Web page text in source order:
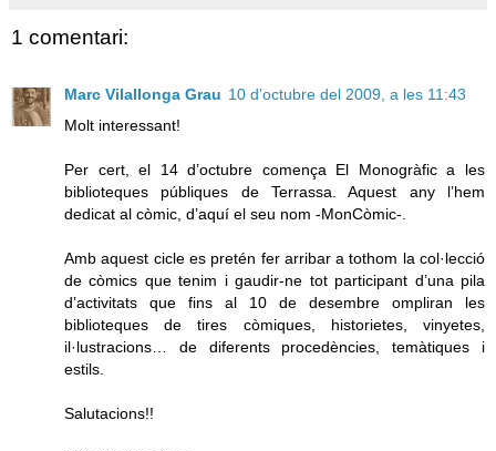
1 comentari:
Marc Vilallonga Grau 10 d’octubre del 2009, a les 11:43
Molt interessant!
Per cert, el 14 d’octubre comença El Monogràfic a les
biblioteques públiques de Terrassa. Aquest any l’hem
dedicat al còmic, d’aquí el seu nom -MonCòmic-.
Amb aquest cicle es pretén fer arribar a tothom la col·lecció
de còmics que tenim i gaudir-ne tot participant d’una pila
d’activitats que fins al 10 de desembre ompliran les
biblioteques de tires còmiques, historietes, vinyetes,
il·lustracions… de diferents procedències, temàtiques i
estils.
Salutacions!!